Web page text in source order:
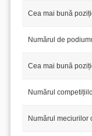
Cea mai bună
Numărul de
Cea mai bună
Numărul
Numărul meciurilor